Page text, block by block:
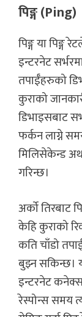
पिङ्ग (Ping)
पिङ्ग या पिङ्ग
इन्टरनेट
तपाईँहरुको
कुराको
डिभाइसबाट
फर्कन लाग्ने
मिलिसेकेन्ड
गरिन्छ।
अर्को तिरबाट
केहि कुराको
कति चाँडो
बुझ्न सकिन्छ।
इन्टरनेट
रेस्पोन्स समय